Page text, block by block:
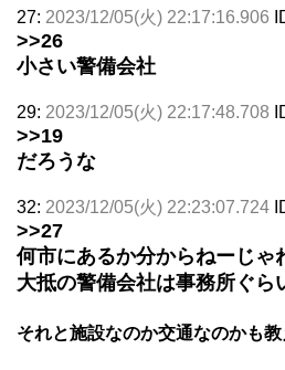
27: 2023/12/05(火) 22:17:16.906
>>26
小さい警備会社
29: 2023/12/05(火) 22:17:48.708
>>19
だろうな
32: 2023/12/05(火) 22:23:07.724
>>27
何市にあるか分からねーじゃ
大抵の警備会社は事務所ぐら
それと施設なのか交通なのかも教